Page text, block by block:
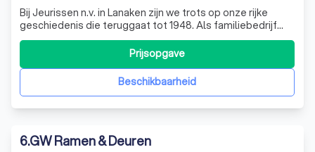
Bij Jeurissen n.v. in Lanaken zijn we trots op onze rijke
geschiedenis die teruggaat tot 1948. Als familiebedrijf
dat al drie generaties lang actief is, hebben we een sterke
reputatie opgebouwd in de productie van zeilen. Ooit
begonnen we met het maken van paardentuig en de
eerste doeken voor karrenBeschikbaarheid
Prijsopgave
6.GW Ramen & Deuren